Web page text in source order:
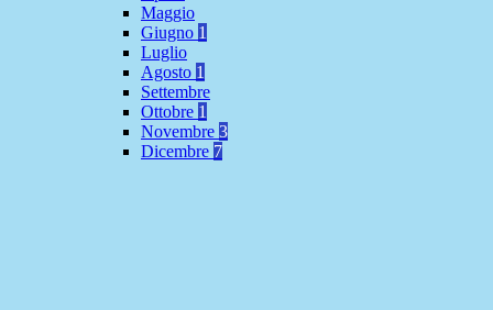
Maggio
Giugno 1
Luglio
Agosto 1
Settembre
Ottobre 1
Novembre 3
Dicembre 7